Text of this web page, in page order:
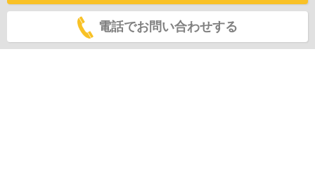
電話でお問い合わせする